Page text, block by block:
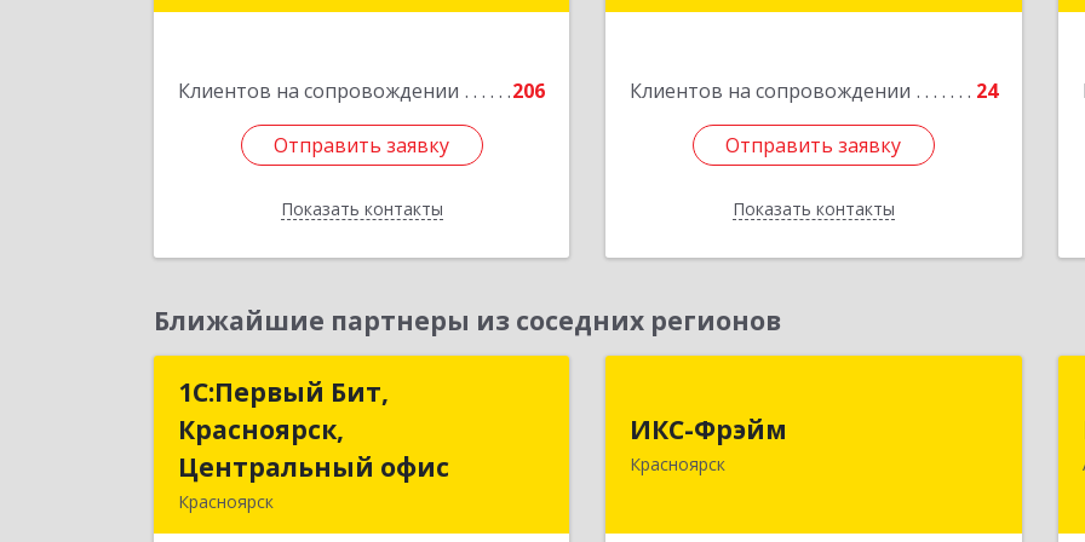
Клиентов на сопровождении 206
Отправить заявку
Показать контакты
Отправить заявку
Назад
Клиентов на сопровождении 24
Отправить заявку
Показать контакты
Отправить заявку
Назад
Ближайшие партнеры из соседних регионов
1С:Первый Бит,
Красноярск,
Центральный офис
Красноярск
1С:Первый Бит,
Центральный офис
ИКС-Фрэйм
Красноярск
Красноярск г, Батурина ул, дом № 32,